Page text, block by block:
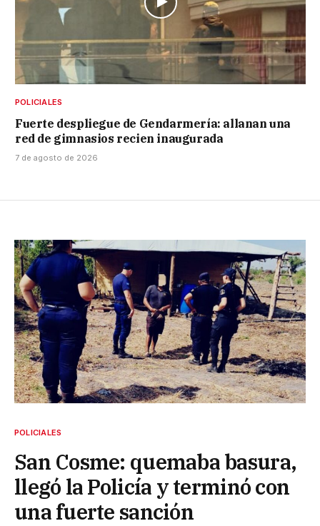
POLICIALES
Fuerte despliegue de Gendarmería: allanan una
red de gimnasios recien inaugurada
7 de agosto de 2026
POLICIALES
San Cosme: quemaba basura,
llegó la Policía y terminó con
una fuerte sanción